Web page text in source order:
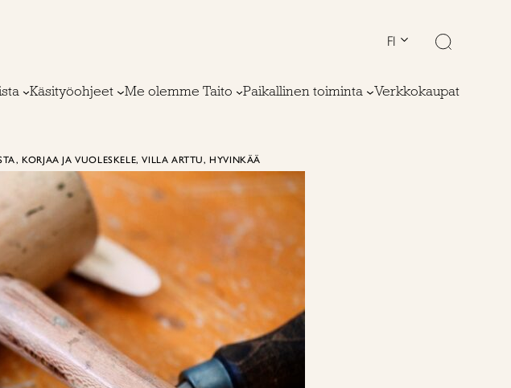
FI
Käsityöohjeet Me olemme Taito Paikallinen toiminta Verkkokaupat
KORJAA JA VUOLESKELE, VILLA ARTTU, HYVINKÄÄ